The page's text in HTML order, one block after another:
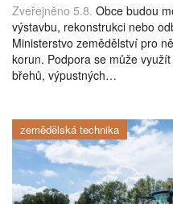
Zveřejněno 5.8. Obce budou
výstavbu, rekonstrukci nebo
Ministerstvo zemědělství pro
korun. Podpora se může
břehů, výpustných…
zemědělská technika